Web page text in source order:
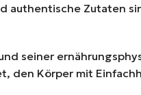
authentische Zutaten
seiner
den Körper mit